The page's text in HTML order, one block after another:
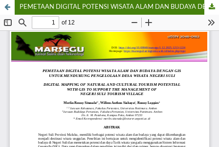
PEMETAAN DIGITAL POTENSI WISATA ALAM DAN BUDAYA DENGAN GIS UNTUK MENDUKUNG PENGELOLAAN DESA WISATA NEGERI SULI